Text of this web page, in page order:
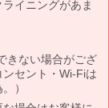
イニングがあま
きない場合がござ
セント・Wi-Fiは
）